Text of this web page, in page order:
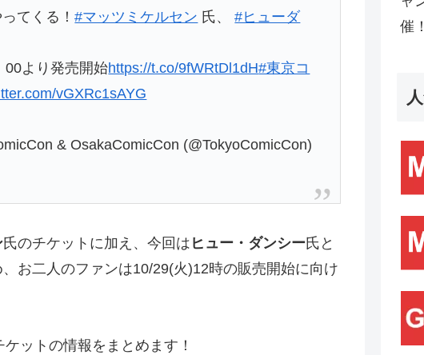
てくる！#マッツミケルセン 氏、#ヒューダ
00より発売開始https://t.co/9fWRtDl1dH#東京コ
vGXRc1sAYG
& OsakaComicCon (@TokyoComicCon)
氏のチケットに加え、今回は ヒュー・ダンシー氏と
お二人のファンは10/29(火)12時の販売開始に向け
ットの情報をまとめます！
催